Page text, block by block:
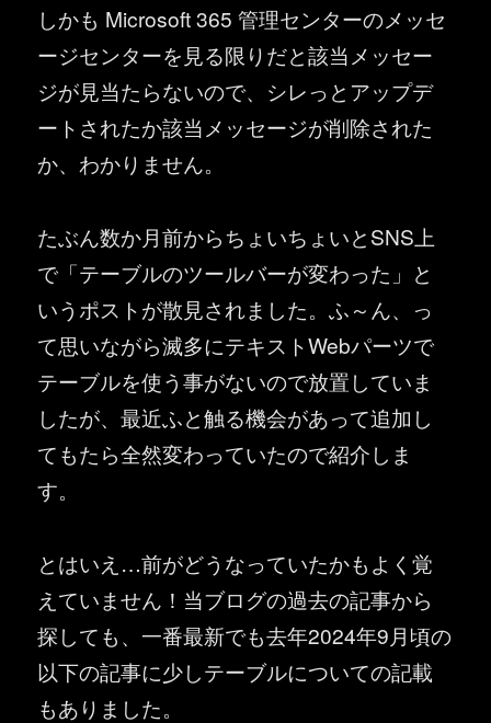
しかも Microsoft 365 管理センターのメッセ
ージセンターを見る限りだと該当メッセー
ジが見当たらないので、シレっとアップデ
ートされたか該当メッセージが削除された
か、わかりません。
たぶん数か月前からちょいちょいとSNS上
で「テーブルのツールバーが変わった」と
いうポストが散見されました。ふ～ん、っ
て思いながら滅多にテキストWebパーツで
テーブルを使う事がないので放置していま
したが、最近ふと触る機会があって追加し
てもたら全然変わっていたので紹介しま
す。
とはいえ…前がどうなっていたかもよく覚
えていません！当ブログの過去の記事から
探しても、一番最新でも去年2024年9月頃の
以下の記事に少しテーブルについての記載
もありました。